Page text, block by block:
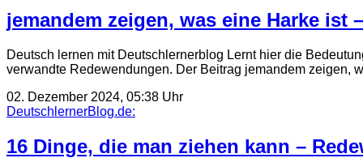
jemandem zeigen, was eine Harke
Deutsch lernen mit Deutschlernerblog Lernt hier die
verwandte Redewendungen. Der Beitrag jemandem zeigen,
02. Dezember 2024, 05:38 Uhr
DeutschlernerBlog.de:
16 Dinge, die man ziehen kann –